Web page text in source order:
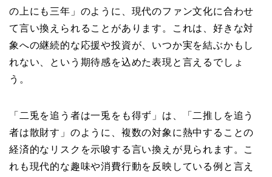
の上にも三年」のように、現代のファン文化に合わせ
て言い換えられることがあります。これは、好きな対
象への継続的な応援や投資が、いつか実を結ぶかもし
れない、という期待感を込めた表現と言えるでしょ
う。
「二兎を追う者は一兎をも得ず」は、「二推しを追う
者は散財す」のように、複数の対象に熱中することの
経済的なリスクを示唆する言い換えが見られます。こ
れも現代的な趣味や消費行動を反映している例と言え